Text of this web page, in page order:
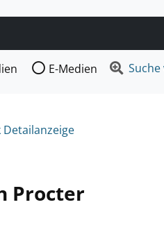
der Sie suchen wollen.
E-Medien
Procter